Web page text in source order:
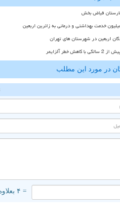
فیاض بخش
اربعین در شهرستان های تهران
آلزایمر
در مورد این مطلب
= ۴ بعلاوه ۵